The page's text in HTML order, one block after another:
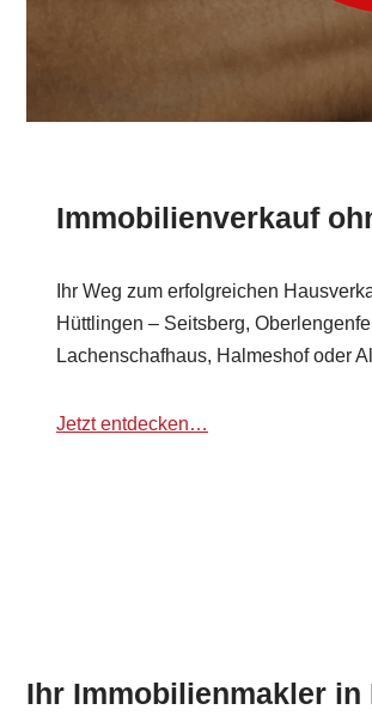
Immobilienverkauf
Ihr Weg zum erfolgreichen
Hüttlingen – Seitsberg,
Lachenschafhaus, Halmeshof oder
Jetzt entdecken…
Ihr Immobilienmakler in